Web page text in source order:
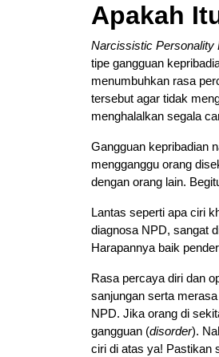
Apakah
Narcissistic Personality
tipe gangguan
menumbuhkan rasa
tersebut agar tidak
menghalalkan segala
Gangguan kepribadian
mengganggu orang
dengan orang lain.
Lantas seperti apa ciri
diagnosa NPD, sangat
Harapannya baik
Rasa percaya diri dan
sanjungan serta
NPD. Jika orang di
gangguan (disorder).
ciri di atas ya! Pastikan